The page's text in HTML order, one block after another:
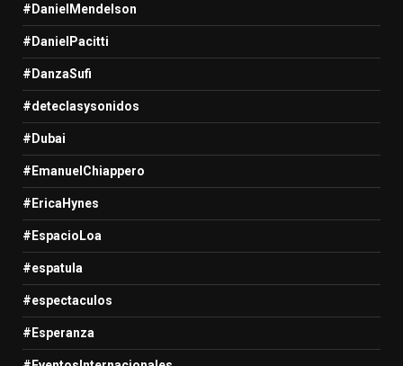
#DanielMendelson
#DanielPacitti
#DanzaSufi
#deteclasysonidos
#Dubai
#EmanuelChiappero
#EricaHynes
#EspacioLoa
#espatula
#espectaculos
#Esperanza